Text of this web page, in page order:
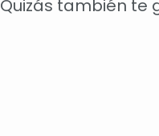
Quizás también te